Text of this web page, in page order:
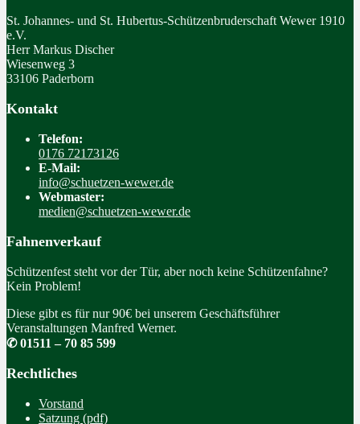
St. Johannes- und St. Hubertus-Schützenbruderschaft Wewer 1910
e.V.
Herr Markus Discher
Wiesenweg 3
33106 Paderborn
Kontakt
Telefon:
0176 72173126
E-Mail:
info@schuetzen-wewer.de
Webmaster:
medien@schuetzen-wewer.de
Fahnenverkauf
Schützenfest steht vor der Tür, aber noch keine Schützenfahne?
Kein Problem!
Diese gibt es für nur 90€ bei unserem Geschäftsführer
Veranstaltungen Manfred Werner.
✆ 01511 – 70 85 599
Rechtliches
Vorstand
Satzung (pdf)